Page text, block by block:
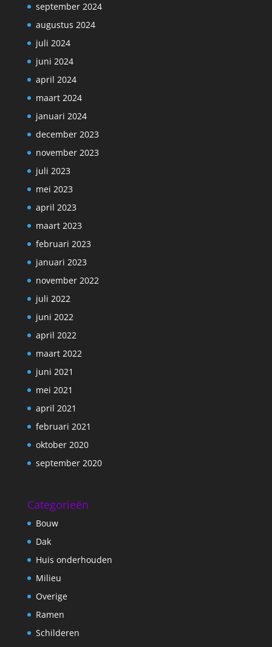
september 2024
augustus 2024
juli 2024
juni 2024
april 2024
maart 2024
januari 2024
december 2023
november 2023
juli 2023
mei 2023
april 2023
maart 2023
februari 2023
januari 2023
november 2022
juli 2022
juni 2022
april 2022
maart 2022
juni 2021
mei 2021
april 2021
februari 2021
oktober 2020
september 2020
Categorieën
Bouw
Dak
Huis onderhouden
Milieu
Overige
Ramen
Schilderen